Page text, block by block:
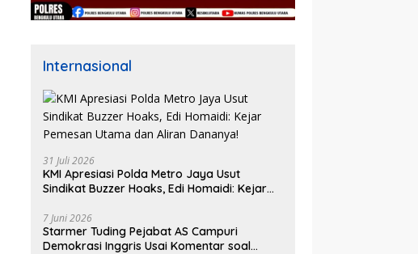
Internasional
31 Juli 2026
KMI Apresiasi Polda Metro Jaya Usut
Sindikat Buzzer Hoaks, Edi Homaidi: Kejar
7 Juni 2026
Starmer Tuding Pejabat AS Campuri
Demokrasi Inggris Usai Komentar soal